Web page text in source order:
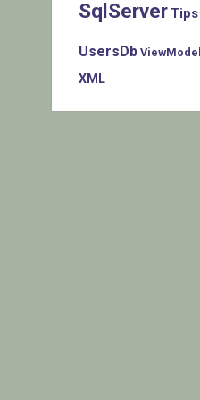
SqlServer Tips
UsersDb ViewModel
XML